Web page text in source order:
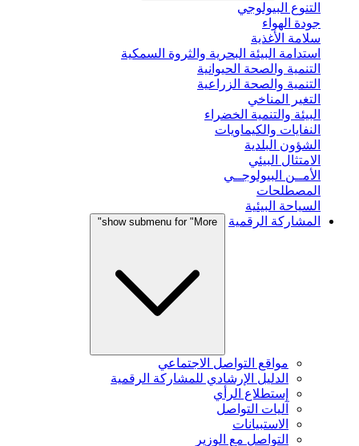
التنوع البيولوجي
جودة الهواء
سلامة الأغذية
استدامة البيئة البحرية والثروة السمكية
التنمية والصحة الحيوانية
التنمية والصحة الزراعية
التغير المناخي
البيئة والتنمية الخضراء
النفايات والكيماويات
الشؤون البلدية
الامتثال البيئي
الأمــن البيولوجــي
المصطلحات
السياحة البيئية
المشاركة الرقمية
show submenu for "More"
مواقع التواصل الاجتماعي
الدليل الإرشادي للمشاركة الرقمية
إستطلاع الرأي
آليات التواصل
الاستبيانات
التواصل مع الوزير